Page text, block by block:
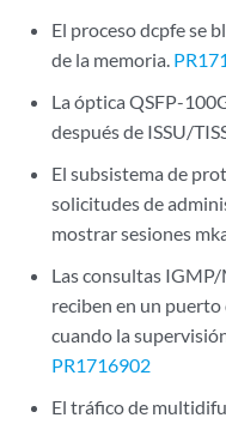
El proceso dcpfe se
de la memoria.
La óptica QSFP-
después de ISSU/
El subsistema de
solicitudes de
mostrar sesiones
Las consultas
reciben en un
cuando la
PR1716902
El tráfico de